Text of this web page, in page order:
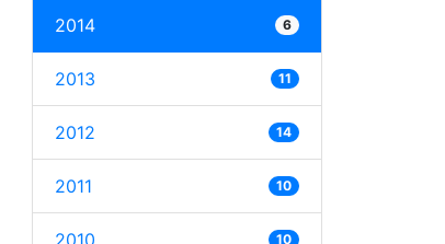
2014 6
2013 11
2012 14
2011 10
2010 10